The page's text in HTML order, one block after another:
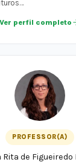
Ver perfil completo
PROFESSOR(A)
Rita de Figueiredo